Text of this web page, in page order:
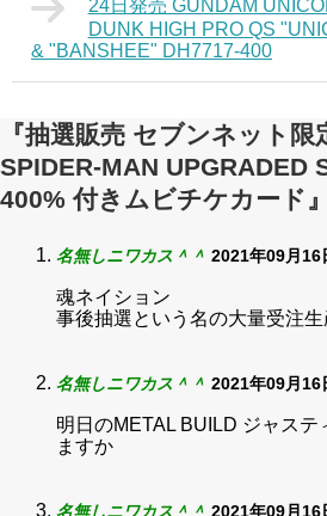
24日発売 GUNDAM
DUNK HIGH PRO QS
& "BANSHEE" DH7717-400
『抽選販売 セブンネット限
SPIDER-MAN UPGRADED
400% 付きムビチケカード
名無しニワカス＾＾ 2021年09月16
魂ネイション
事後抽選という名の大量受注生
名無しニワカス＾＾ 2021年09月16
明日のMETAL BUILD ジャステ
ますか
名無しニワカス＾＾ 2021年09月16